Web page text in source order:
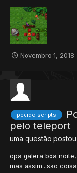
pokemon Mesmo o
possivel coloca mais
Novembro 1, 2018
pedido scripts
pelo teleport
uma questão postou
opa galera boa
mas assim...sao